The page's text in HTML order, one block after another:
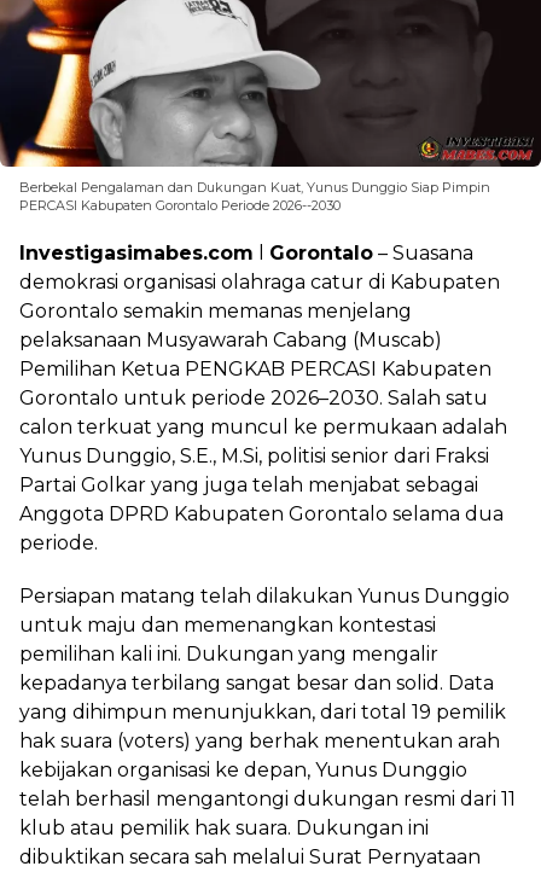
Berbekal Pengalaman dan Dukungan Kuat, Yunus Dunggio Siap Pimpin
PERCASI Kabupaten Gorontalo Periode 2026--2030
Investigasimabes.com Gorontalo – Suasana
demokrasi organisasi olahraga catur di Kabupaten
Gorontalo semakin memanas menjelang
pelaksanaan Musyawarah Cabang (Muscab)
Pemilihan Ketua PENGKAB PERCASI Kabupaten
Gorontalo untuk periode 2026–2030. Salah satu
calon terkuat yang muncul ke permukaan adalah
Yunus Dunggio, S.E., M.Si, politisi senior dari Fraksi
Partai Golkar yang juga telah menjabat sebagai
Anggota DPRD Kabupaten Gorontalo selama dua
periode.
Persiapan matang telah dilakukan Yunus Dunggio
untuk maju dan memenangkan kontestasi
pemilihan kali ini. Dukungan yang mengalir
kepadanya terbilang sangat besar dan solid. Data
yang dihimpun menunjukkan, dari total 19 pemilik
hak suara (voters) yang berhak menentukan arah
kebijakan organisasi ke depan, Yunus Dunggio
telah berhasil mengantongi dukungan resmi dari 11
klub atau pemilik hak suara. Dukungan ini
dibuktikan secara sah melalui Surat Pernyataan